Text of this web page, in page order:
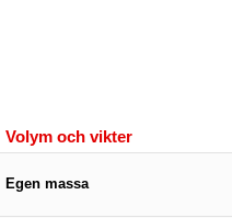
Volym och vikter
Egen massa